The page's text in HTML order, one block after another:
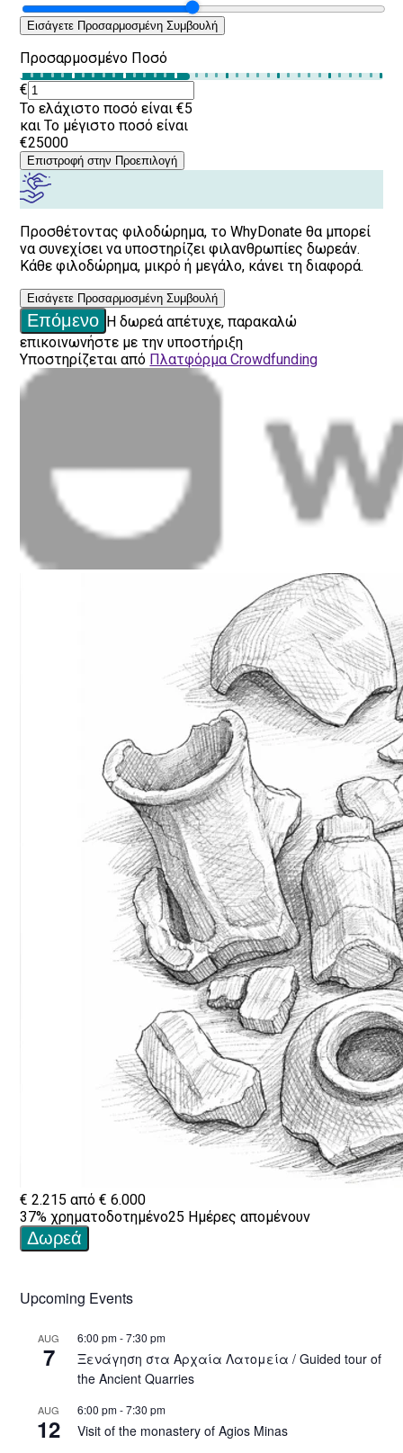
Upcoming Events
AUG
7
6:00 pm-7:30 pm
Ξενάγηση στα Αρχαία Λατομεία / Guided tour of
the Ancient Quarries
AUG
12
6:00 pm-7:30 pm
Visit of the monastery of Agios Minas